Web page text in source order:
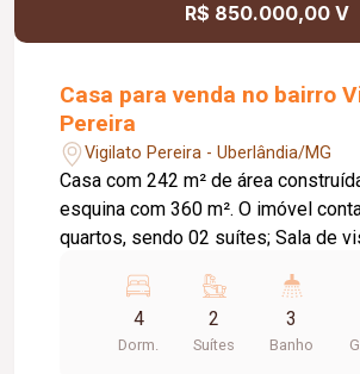
R$ 850.000,00 V
Casa para venda no bairro
Pereira
Vigilato Pereira - Uberlândia/MG
Casa com 242 m² de área construída. Terreno
esquina com 360 m². O imóvel conta com: 04
quartos, sendo 02 suítes; Sala de
social; Cozinha mobiliada com
com lavanderia; Despensa com
externo para despejo; 02 vagas de
4
Dorm.
2
Suítes
3
Banho